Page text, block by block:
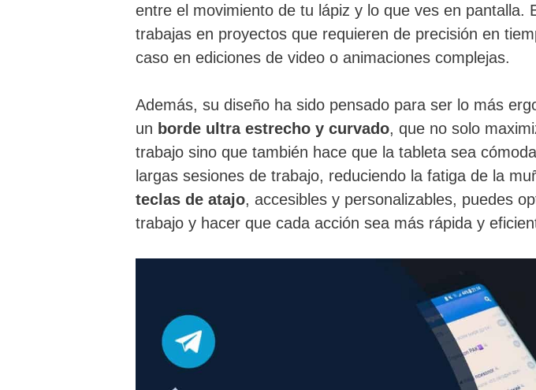
entre el movimiento de tu lápiz y lo que ves en pantalla.
trabajas en proyectos que requieren de precisión en
caso en ediciones de video o animaciones complejas.
Además, su diseño ha sido pensado para ser lo más
un borde ultra estrecho y curvado, que no solo
trabajo sino que también hace que la tableta sea
largas sesiones de trabajo, reduciendo la fatiga de la
teclas de atajo, accesibles y personalizables, puedes
trabajo y hacer que cada acción sea más rápida y